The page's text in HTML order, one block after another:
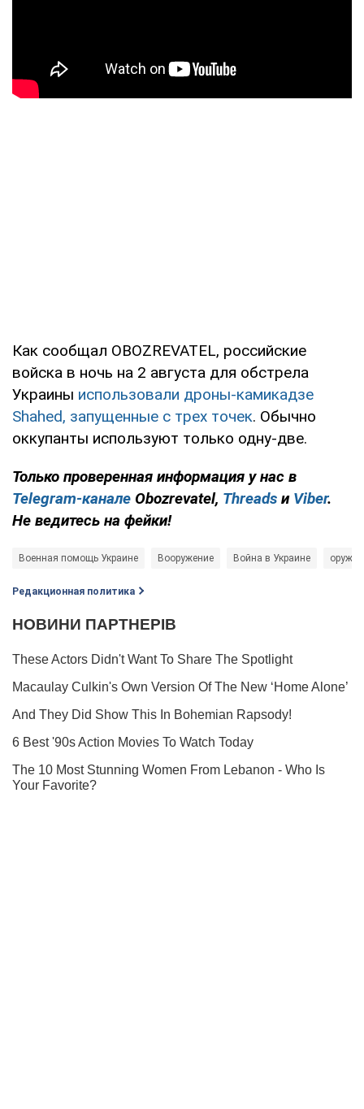
Как сообщал OBOZREVATEL, российские
войска в ночь на 2 августа для обстрела
Украины использовали дроны-камикадзе
Shahed, запущенные с трех точек. Обычно
оккупанты используют только одну-две.
Только проверенная информация у нас в
Telegram-канале Obozrevatel, Threads и Viber.
Не ведитесь на фейки!
Военная помощь Украине Вооружение Война в Украине оружие
Редакционная политика